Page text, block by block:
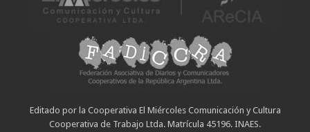
Editado por la Cooperativa El Miércoles Comunicación y Cultura
Cooperativa de Trabajo Ltda. Matrícula 45196. INAES.